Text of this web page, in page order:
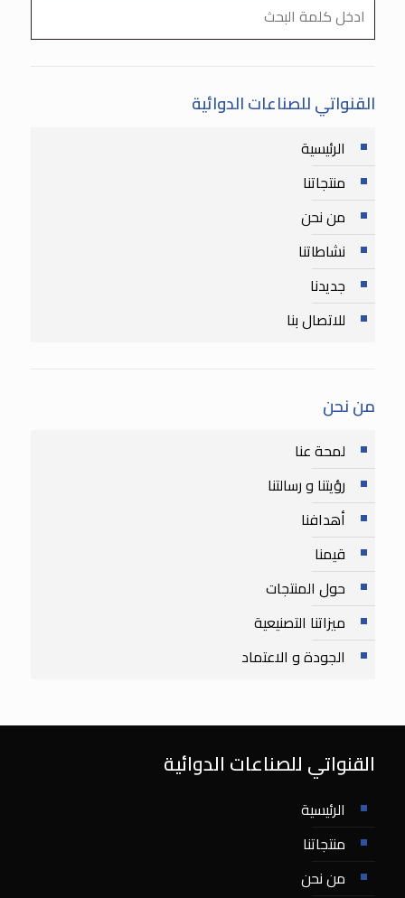
القنواتي للصناعات الدوائية
الرئيسية
منتجاتنا
من نحن
نشاطاتنا
جديدنا
للاتصال بنا
من نحن
لمحة عنا
رؤيتنا و رسالتنا
أهدافنا
قيمنا
حول المنتجات
ميزاتنا التصنيعية
الجودة و الاعتماد
القنواتي للصناعات الدوائية
الرئيسية
منتجاتنا
من نحن